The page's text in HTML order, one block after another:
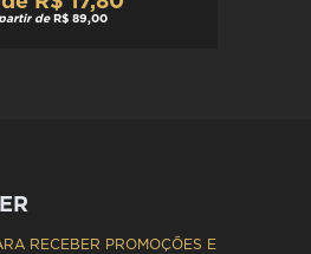
de R$ 89,00
RECEBER PROMOÇÕES E